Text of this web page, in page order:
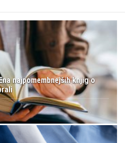
najpomembnejših knjig o